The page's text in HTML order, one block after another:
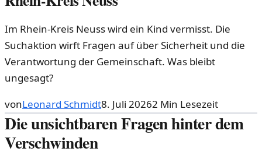
Im Rhein-Kreis Neuss wird ein Kind vermisst. Die
Suchaktion wirft Fragen auf über Sicherheit und die
Verantwortung der Gemeinschaft. Was bleibt
ungesagt?
vonLeonard Schmidt8. Juli 20262 Min Lesezeit
Die unsichtbaren Fragen hinter dem
Verschwinden